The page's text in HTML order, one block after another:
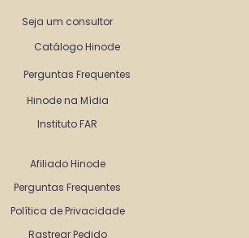
Seja um consultor
Catálogo Hinode
Perguntas Frequentes
Hinode na Mídia
Instituto FAR
Afiliado Hinode
Perguntas Frequentes
Política de Privacidade
Rastrear Pedido